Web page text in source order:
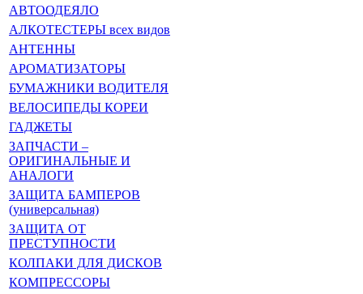
АВТООДЕЯЛО
АЛКОТЕСТЕРЫ всех видов
АНТЕННЫ
АРОМАТИЗАТОРЫ
БУМАЖНИКИ ВОДИТЕЛЯ
ВЕЛОСИПЕДЫ КОРЕИ
ГАДЖЕТЫ
ЗАПЧАСТИ –
ОРИГИНАЛЬНЫЕ И
АНАЛОГИ
ЗАЩИТА БАМПЕРОВ
(универсальная)
ЗАЩИТА ОТ
ПРЕСТУПНОСТИ
КОЛПАКИ ДЛЯ ДИСКОВ
КОМПРЕССОРЫ